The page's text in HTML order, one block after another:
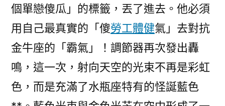
個單戀傻瓜」的標籤，丟了進去。他必須
用自己最真實的「傻勞工體健氣」去對抗
金牛座的「霸氣」！調節器再次發出轟
鳴，這一次，射向天空的光束不再是彩虹
色，而是充滿了水瓶座特有的怪誕藍色